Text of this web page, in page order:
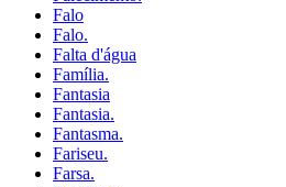
Falo
Falo.
Falta d'água
Família.
Fantasia
Fantasia.
Fantasma.
Fariseu.
Farsa.